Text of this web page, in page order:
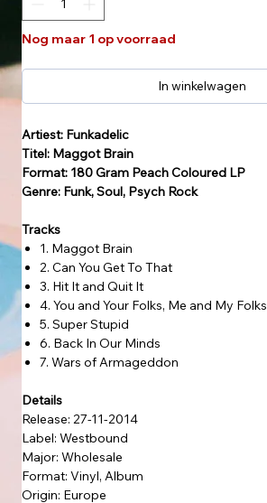
Nog maar 1 op voorraad
In winkelwagen
Artiest: Funkadelic
Titel: Maggot Brain
Format: 180 Gram Peach Coloured LP
Genre: Funk, Soul, Psych Rock
Tracks
1. Maggot Brain
2. Can You Get To That
3. Hit It and Quit It
4. You and Your Folks, Me and My Folks
5. Super Stupid
6. Back In Our Minds
7. Wars of Armageddon
Details
Release: 27-11-2014
Label: Westbound
Major: Wholesale
Format: Vinyl, Album
Origin: Europe